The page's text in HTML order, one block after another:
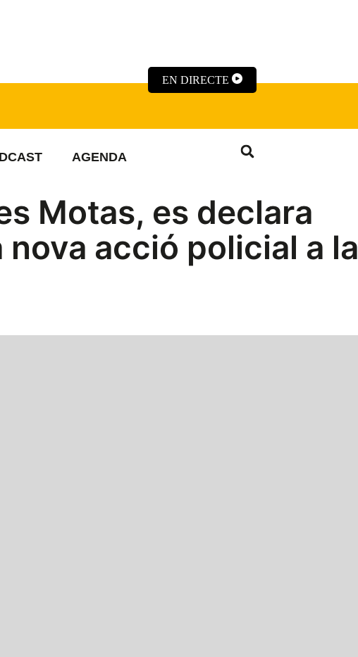
EN DIRECTE
AGENDA
Motas, es declara
nova acció policial a la